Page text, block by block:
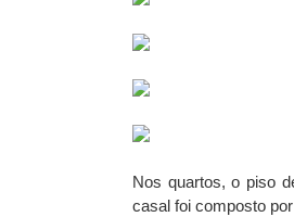
Nos quartos, o piso
casal foi composto